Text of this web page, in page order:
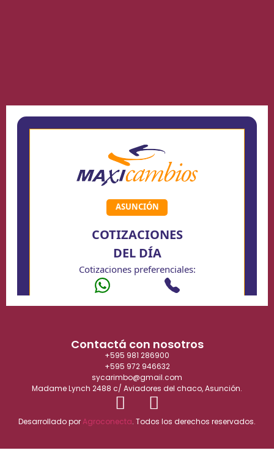
Contactá con nosotros
+595 981 286900
+595 972 946632
sycarimbo@gmail.com
Madame Lynch 2488 c/ Aviadores del chaco, Asunción.
Desarrollado porAgroconecta. Todos los derechos reservados.